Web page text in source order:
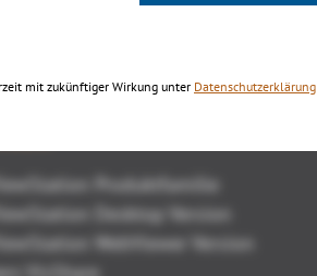
Produktfamilie
Desktop Version
WebViewer Version
mit zukünftiger Wirkung unter Datenschutzerklärung